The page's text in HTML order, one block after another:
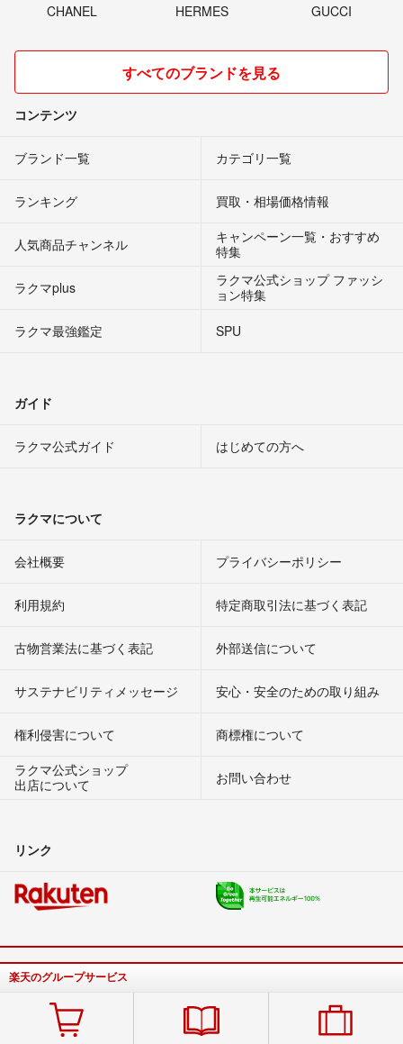
CHANEL HERMES GUCCI
すべてのブランドを見る
コンテンツ
ブランド一覧 カテゴリ一覧
ランキング 買取・相場価格情報
人気商品チャンネル
キャンペーン一覧・おすすめ
特集
ラクマplus
ラクマ公式ショップ ファッシ
ョン特集
ラクマ最強鑑定
SPU
ガイド
ラクマ公式ガイド はじめての方へ
ラクマについて
会社概要 プライバシーポリシー
利用規約 特定商取引法に基づく表記
古物営業法に基づく表記 外部送信について
サステナビリティメッセージ 安心・安全のための取り組み
権利侵害について
商標権について
ラクマ公式ショップ
出店について
お問い合わせ
リンク
楽天のグループサービス